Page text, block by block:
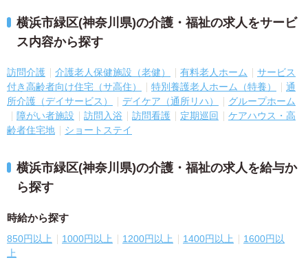
横浜市緑区(神奈川県)の介護・福祉の求人をサービ
ス内容から探す
訪問介護 介護老人保健施設（老健） 有料老人ホーム
サービス
付き高齢者向け住宅（サ高住）
特別養護老人ホーム（特養）
通
所介護（デイサービス）
デイケア（通所リハ）
グループホーム
障がい者施設
訪問入浴 訪問看護 定期巡回
ケアハウス・高
齢者住宅地
ショートステイ
横浜市緑区(神奈川県)の介護・福祉の求人を給与か
ら探す
時給から探す
850円以上 1000円以上 1200円以上 1400円以上
1600円以
上